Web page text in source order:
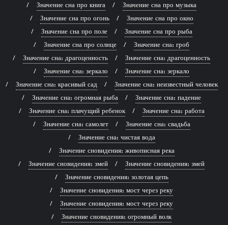
Значение сна про книга
Значение сна про музыка
Значение сна про огонь
Значение сна про окно
Значение сна про поле
Значение сна про рыба
Значение сна про солнце
Значение сна: гроб
Значение сна: драгоценность
Значение сна: драгоценность
Значение сна: зеркало
Значение сна: зеркало
Значение сна: красивый сад
Значение сна: неизвестный человек
Значение сна: огромная рыба
Значение сна: падение
Значение сна: плачущий ребенок
Значение сна: работа
Значение сна: самолет
Значение сна: свадьба
Значение сна: чистая вода
Значение сновидения: живописная река
Значение сновидения: змей
Значение сновидения: змей
Значение сновидения: золотая цепь
Значение сновидения: мост через реку
Значение сновидения: мост через реку
Значение сновидения: огромный волк